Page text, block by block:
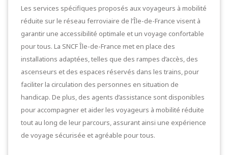
Les services spécifiques proposés aux voyageurs à mobilité
réduite sur le réseau ferroviaire de l’Île-de-France visent à
garantir une accessibilité optimale et un voyage confortable
pour tous. La SNCF Île-de-France met en place des
installations adaptées, telles que des rampes d’accès, des
ascenseurs et des espaces réservés dans les trains, pour
faciliter la circulation des personnes en situation de
handicap. De plus, des agents d’assistance sont disponibles
pour accompagner et aider les voyageurs à mobilité réduite
tout au long de leur parcours, assurant ainsi une expérience
de voyage sécurisée et agréable pour tous.